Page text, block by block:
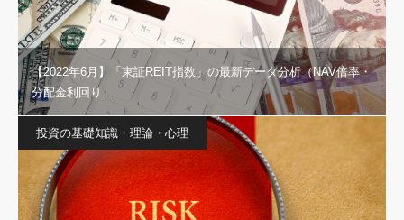
【2022年6月】「東証REIT指数」の最新データ分析（NAV倍率・
分配金利回り…
投資の基礎知識・理論・心理